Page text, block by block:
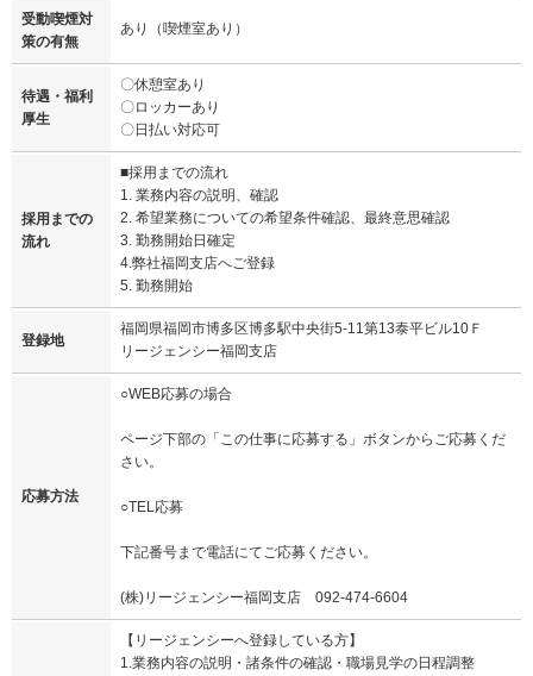
受動喫煙対
策の有無
あり（喫煙室あり）
待遇・福利
厚生
〇休憩室あり
〇ロッカーあり
〇日払い対応可
採用までの
流れ
■採用までの流れ
1. 業務内容の説明、確認
2. 希望業務についての希望条件確認、最終意思確認
3. 勤務開始日確定
4.弊社福岡支店へご登録
5. 勤務開始
登録地
福岡県福岡市博多区博多駅中央街5-11第13泰平ビル10Ｆ
リージェンシー福岡支店
応募方法
○WEB応募の場合
ページ下部の「この仕事に応募する」ボタンからご応募くだ
さい。
○TEL応募
下記番号まで電話にてご応募ください。
(株)リージェンシー福岡支店 092-474-6604
【リージェンシーへ登録している方】
1.業務内容の説明・諸条件の確認・職場見学の日程調整